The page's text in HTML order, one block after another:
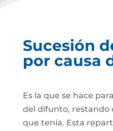
Sucesión
por causa
Es la que se hace
del difunto, restando
que tenía. Esta